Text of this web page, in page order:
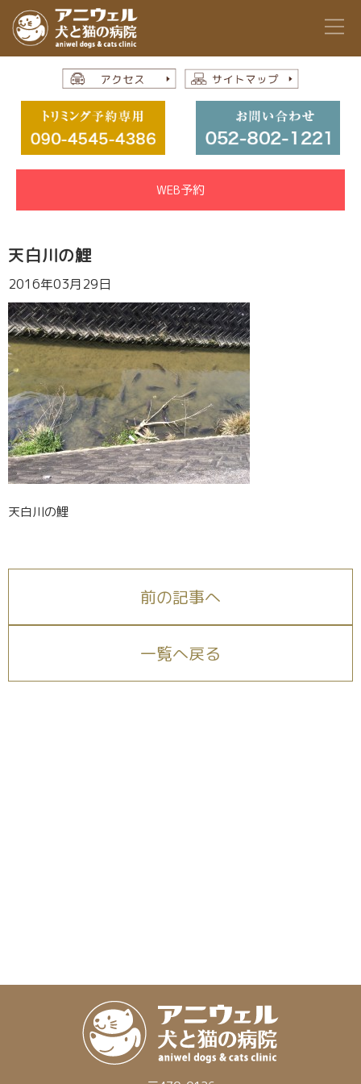
WEB予約
天白川の鯉
2016年03月29日
天白川の鯉
前の記事へ
一覧へ戻る